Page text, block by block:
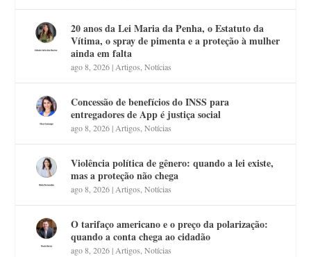
20 anos da Lei Maria da Penha, o Estatuto da
Vítima, o spray de pimenta e a proteção à mulher
ainda em falta
ago 8, 2026|Artigos,Notícias
Concessão de benefícios do INSS para
entregadores de App é justiça social
ago 8, 2026|Artigos,Notícias
Violência política de gênero: quando a lei existe,
mas a proteção não chega
ago 8, 2026|Artigos,Notícias
O tarifaço americano e o preço da polarização:
quando a conta chega ao cidadão
ago 8, 2026|Artigos,Notícias